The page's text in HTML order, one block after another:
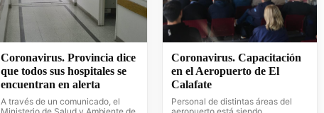
Coronavirus. Provincia dice
que todos sus hospitales se
encuentran en alerta
A través de un comunicado, el
Coronavirus. Capacitación
en el Aeropuerto de El
Calafate
Personal de distintas áreas del